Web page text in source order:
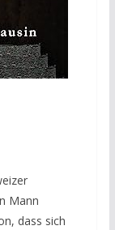
Mann
dass sich